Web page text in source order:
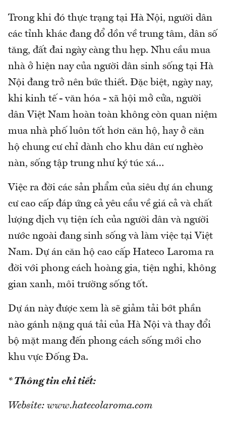
Trong khi đó thực trạng tại Hà Nội, người dân
các tỉnh khác đang đổ dồn về trung tâm, dân số
tăng, đất đai ngày càng thu hẹp. Nhu cầu mua
nhà ở hiện nay của người dân sinh sống tại Hà
Nội đang trở nên bức thiết. Đặc biệt, ngày nay,
khi kinh tế - văn hóa - xã hội mở cửa, người
dân Việt Nam hoàn toàn không còn quan niệm
mua nhà phố luôn tốt hơn căn hộ, hay ở căn
hộ chung cư chỉ dành cho khu dân cư nghèo
nàn, sống tập trung như ký túc xá…
Việc ra đời các sản phẩm của siêu dự án chung
cư cao cấp đáp ứng cả yêu cầu về giá cả và chất
lượng dịch vụ tiện ích của người dân và người
nước ngoài đang sinh sống và làm việc tại Việt
Nam. Dự án căn hộ cao cấp Hateco Laroma ra
đời với phong cách hoàng gia, tiện nghi, không
gian xanh, môi trường sống tốt.
Dự án này được xem là sẽ giảm tải bớt phần
nào gánh nặng quá tải của Hà Nội và thay đổi
bộ mặt mang đến phong cách sống mới cho
khu vực Đống Đa.
* Thông tin chi tiết:
Website: www.hatecolaroma.com